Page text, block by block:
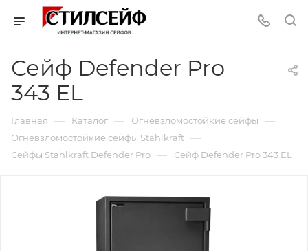
Сейф Defender Pro
343 EL
Главная — Каталог — Огневзломостойкие сейфы —
Огневзломостойкие сейфы Stahlkraft —
Сейфы Stahlkraft Defender Pro — Сейф Defender Pro 343 EL